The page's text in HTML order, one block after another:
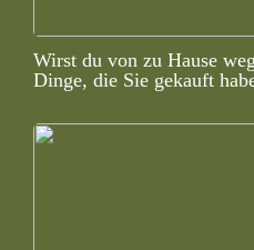
Wirst du von zu Hause
Dinge, die Sie gekauft